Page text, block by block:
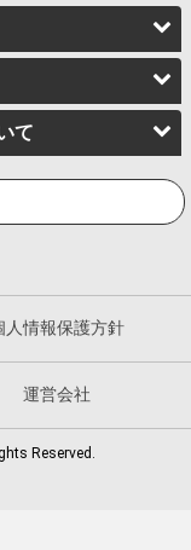
て
人情報保護方針
運営会社
Reserved.